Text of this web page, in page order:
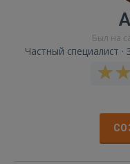
Был на
Частный специалист